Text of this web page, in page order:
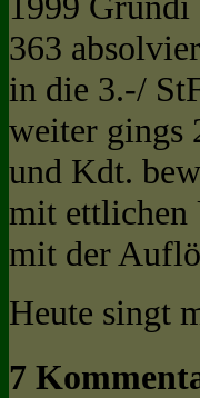
363
in die 3.-/
weiter gings
und Kdt.
mit ettlichen
mit der
Heute singt
7